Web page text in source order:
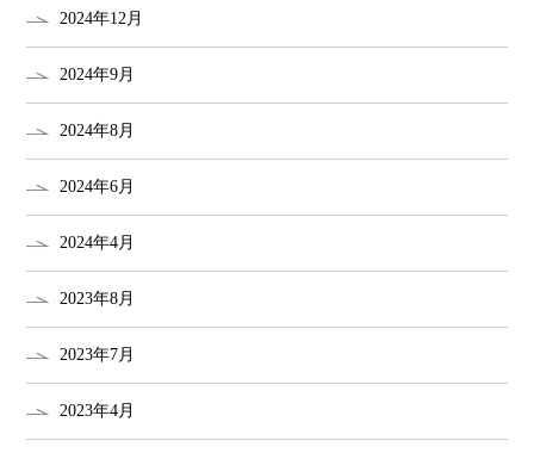
2024年12月
2024年9月
2024年8月
2024年6月
2024年4月
2023年8月
2023年7月
2023年4月